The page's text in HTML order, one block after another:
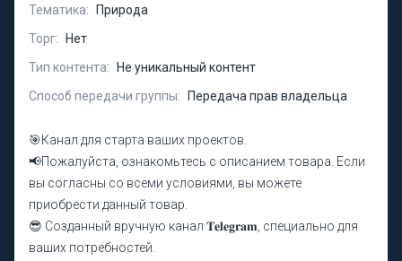
Тематика:
Природа
Торг:
Нет
Тип контента:
Не уникальный контент
Способ передачи группы:
Передача прав владельца
🎯Канал для старта ваших проектов.
📢Пожалуйста, ознакомьтесь с описанием товара. Если
вы согласны со всеми условиями, вы можете
приобрести данный товар.
😎 Созданный вручную канал 𝐓𝐞𝐥𝐞𝐠𝐫𝐚𝐦, специально для
ваших потребностей.